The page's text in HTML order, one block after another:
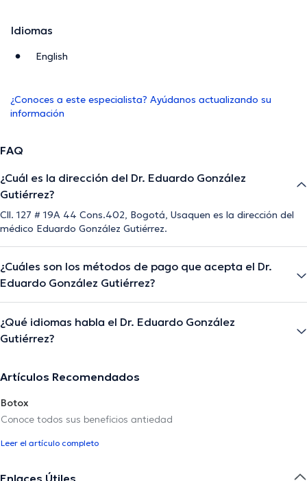
Idiomas
English
¿Conoces a este especialista? Ayúdanos actualizando su
información
FAQ
¿Cuál es la dirección del Dr. Eduardo González
Gutiérrez?
Cll. 127 # 19A 44 Cons.402, Bogotá, Usaquen es la dirección del
médico Eduardo González Gutiérrez.
¿Cuáles son los métodos de pago que acepta el Dr.
Eduardo González Gutiérrez?
¿Qué idiomas habla el Dr. Eduardo González
Gutiérrez?
Artículos Recomendados
Botox
Conoce todos sus beneficios antiedad
Leer el artículo completo
Enlaces Útiles